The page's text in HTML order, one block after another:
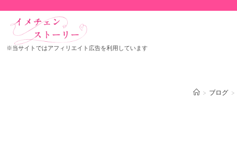
※当サイトではアフィリエイト広告を利用しています
> ブログ >